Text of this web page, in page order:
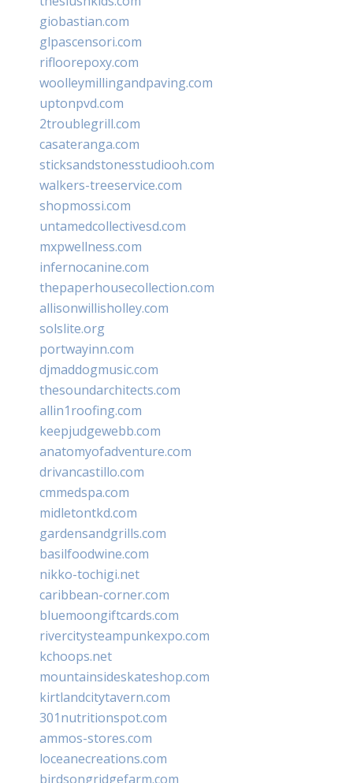
giobastian.com
glpascensori.com
rifloorepoxy.com
woolleymillingandpaving.com
uptonpvd.com
2troublegrill.com
casateranga.com
sticksandstonesstudiooh.com
walkers-treeservice.com
shopmossi.com
untamedcollectivesd.com
mxpwellness.com
infernocanine.com
thepaperhousecollection.com
allisonwillisholley.com
solslite.org
portwayinn.com
djmaddogmusic.com
thesoundarchitects.com
allin1roofing.com
keepjudgewebb.com
anatomyofadventure.com
drivancastillo.com
cmmedspa.com
midletontkd.com
gardensandgrills.com
basilfoodwine.com
nikko-tochigi.net
caribbean-corner.com
bluemoongiftcards.com
rivercitysteampunkexpo.com
kchoops.net
mountainsideskateshop.com
kirtlandcitytavern.com
301nutritionspot.com
ammos-stores.com
loceanecreations.com
birdsongridgefarm.com